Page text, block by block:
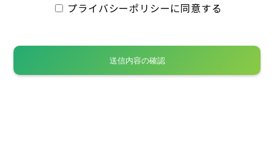
プライバシーポリシーに同意する